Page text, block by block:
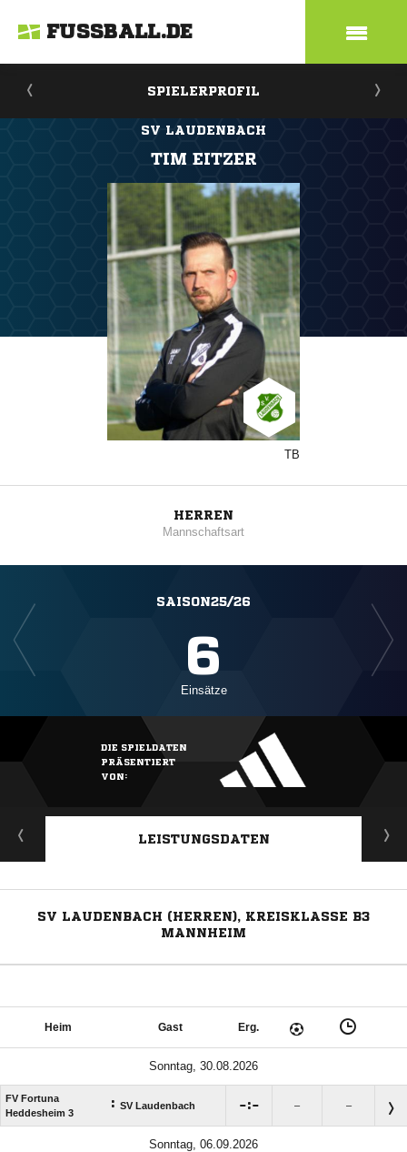
FUSSBALL.DE
SPIELERPROFIL
SV LAUDENBACH
TIM EITZER
TB
HERREN
Mannschaftsart
SAISON25/26
6
Einsätze
DIE SPIELDATEN
PRÄSENTIERT
VON:
LEISTUNGSDATEN
SV LAUDENBACH (HERREN), KREISKLASSE B3
MANNHEIM
Heim Gast Erg.
Sonntag, 30.08.2026
FV Fortuna
Heddesheim 3
: SV Laudenbach : – –
Sonntag, 06.09.2026